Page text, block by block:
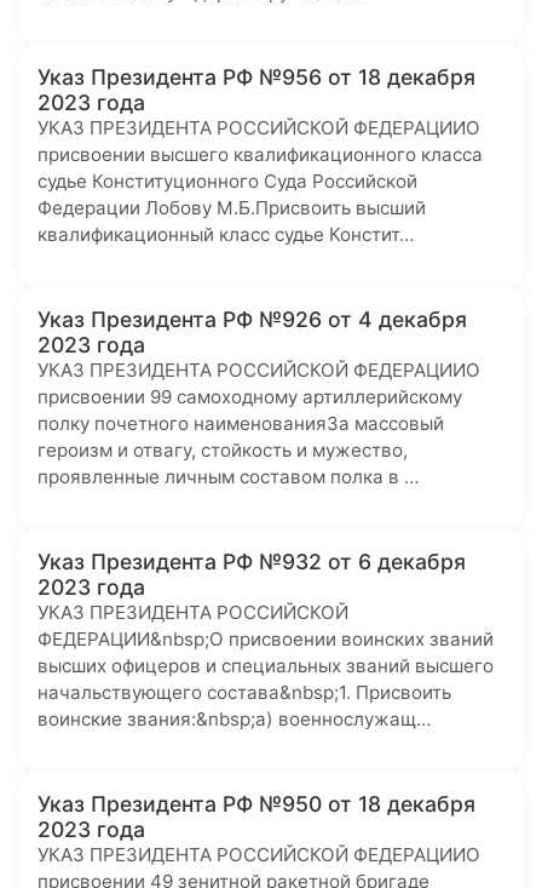
Указ Президента РФ №956 от 18 декабря
2023 года
УКАЗ ПРЕЗИДЕНТА РОССИЙСКОЙ ФЕДЕРАЦИИО
присвоении высшего квалификационного класса
судье Конституционного Суда Российской
Федерации Лобову М.Б.Присвоить высший
квалификационный класс судье Констит…
Указ Президента РФ №926 от 4 декабря
2023 года
УКАЗ ПРЕЗИДЕНТА РОССИЙСКОЙ ФЕДЕРАЦИИО
присвоении 99 самоходному артиллерийскому
полку почетного наименованияЗа массовый
героизм и отвагу, стойкость и мужество,
проявленные личным составом полка в …
Указ Президента РФ №932 от 6 декабря
2023 года
УКАЗ ПРЕЗИДЕНТА РОССИЙСКОЙ
ФЕДЕРАЦИИ&nbsp;О присвоении воинских званий
высших офицеров и специальных званий высшего
начальствующего состава&nbsp;1. Присвоить
воинские звания:&nbsp;а) военнослужащ…
Указ Президента РФ №950 от 18 декабря
2023 года
УКАЗ ПРЕЗИДЕНТА РОССИЙСКОЙ ФЕДЕРАЦИИО
присвоении 49 зенитной ракетной бригаде